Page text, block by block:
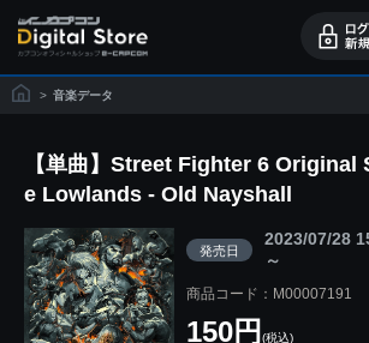
> 音楽データ
【単曲】Street Fighter 6
e Lowlands - Old Nayshall
発売日
2023/07/28
～
商品コード：M00007191
150円 (税込)